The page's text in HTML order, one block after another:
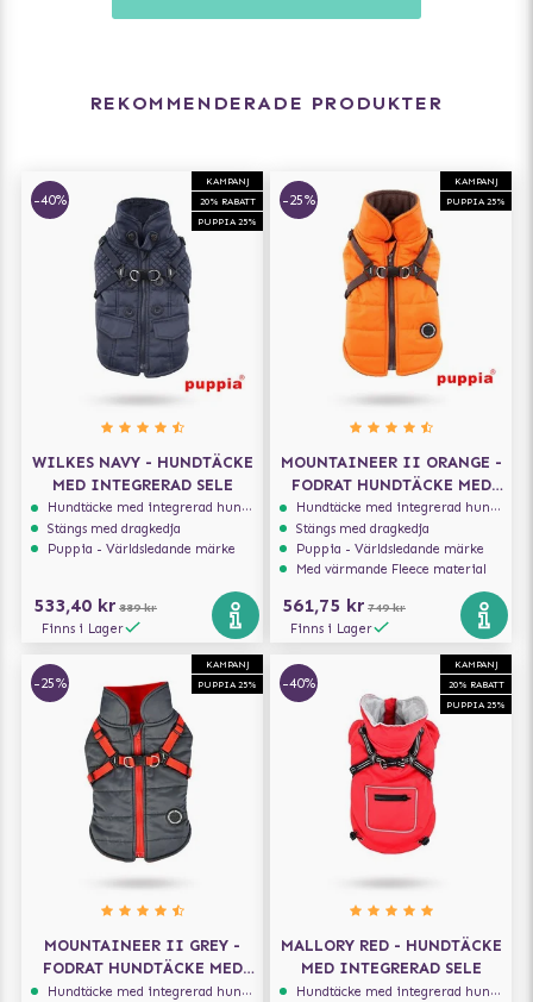
REKOMMENDERADE PRODUKTER
KAMPANJ
20% RABATT
PUPPIA 25%
-40%
WILKES NAVY - HUNDTÄCKE
MED INTEGRERAD SELE
Hundtäcke med integrerad hundsele
Stängs med dragkedja
Puppia - Världsledande märke
533,40 kr 889 kr
Finns i Lager
KAMPANJ
PUPPIA 25%
-25%
MOUNTAINEER II ORANGE -
FODRAT HUNDTÄCKE MED
INTEGRERAD SELE
Hundtäcke med integrerad hundsele
Stängs med dragkedja
Puppia - Världsledande märke
Med värmande Fleece material
561,75 kr 749 kr
Finns i Lager
KAMPANJ
PUPPIA 25%
-25%
MOUNTAINEER II GREY -
FODRAT HUNDTÄCKE MED
INTEGRERAD SELE
Hundtäcke med integrerad hundsele
KAMPANJ
20% RABATT
PUPPIA 25%
-40%
MALLORY RED - HUNDTÄCKE
MED INTEGRERAD SELE
Hundtäcke med integrerad hundsele